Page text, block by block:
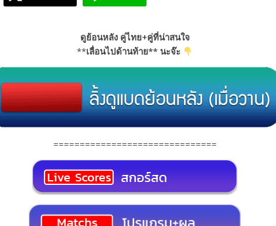
ดูย้อนหลัง คู่ไทย+คู่ที่น่าสนใจ
**เลื่อนไปด้านท้าย** นะจ๊ะ
===============================